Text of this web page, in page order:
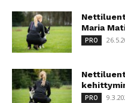
Maria
PRO
PRO